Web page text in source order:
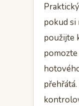
pokud
použijte